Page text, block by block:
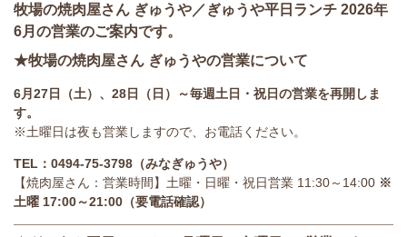
牧場の焼肉屋さん ぎゅうや／ぎゅうや平日ランチ 2026年
6月の営業のご案内です。
★牧場の焼肉屋さん ぎゅうやの営業について
6月27日（土）、28日（日）～毎週土日・祝日の営業を再開しま
す。
※土曜日は夜も営業しますので、お電話ください。
TEL：0494-75-3798（みなぎゅうや）
【焼肉屋さん：営業時間】土曜・日曜・祝日営業 11:30～14:00 ※
土曜 17:00～21:00（要電話確認）